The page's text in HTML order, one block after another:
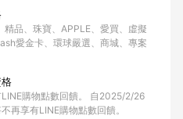
品、珠寶、APPLE、愛買、虛擬
愛金卡、環球嚴選、商城、專案
購物點數回饋。 自2025/2/26
再享有LINE購物點數回饋。